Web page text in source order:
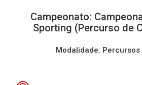
Campeonato:
Sporting (Percurso de
Modalidade: Percursos